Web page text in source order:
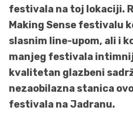
festivala na toj lokaciji.
Making Sense festivalu
slasnim line-upom, ali i
manjeg festivala
kvalitetan glazbeni
nezaobilazna stanica
festivala na Jadranu.